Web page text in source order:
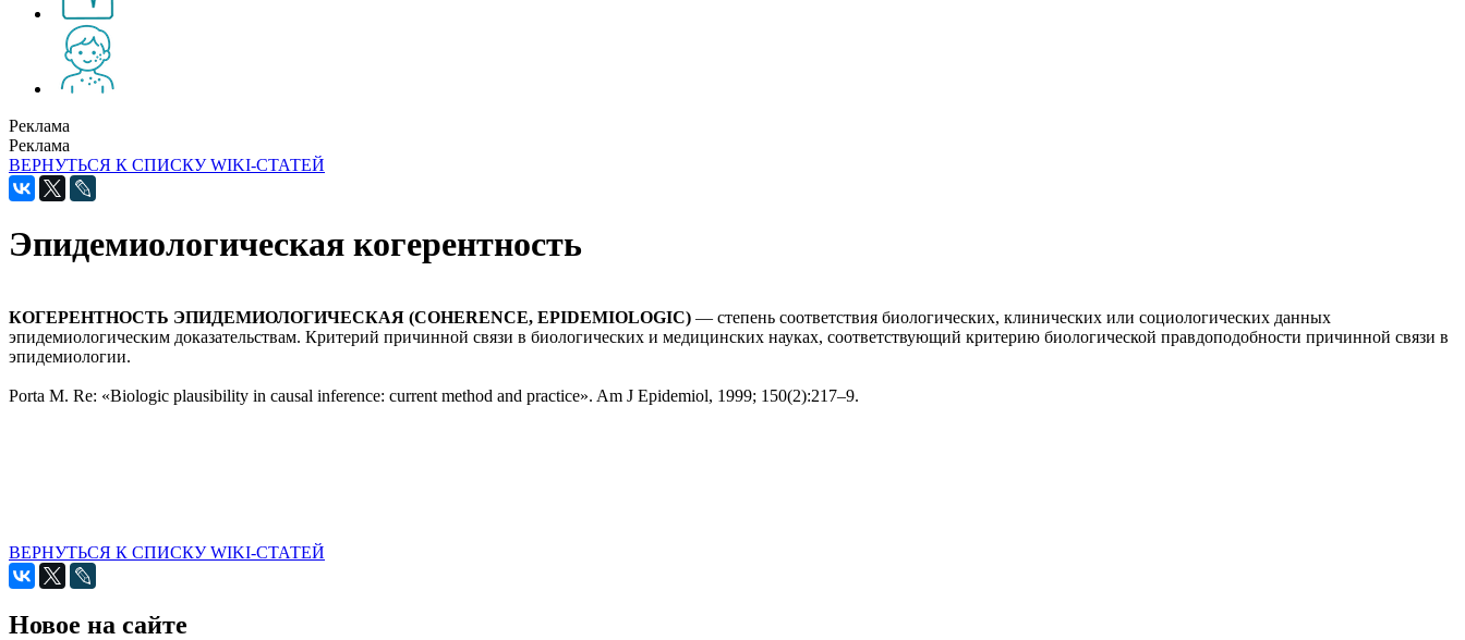
Реклама
Реклама
ВЕРНУТЬСЯ К СПИСКУ WIKI-СТАТЕЙ
Эпидемиологическая когерентность
КОГЕРЕНТНОСТЬ ЭПИДЕМИОЛОГИЧЕСКАЯ (COHERENCE, EPIDEMIOLOGIC) — степень соответствия биологических, клинических или социологических данных
эпидемиологическим доказательствам. Критерий причинной связи в биологических и медицинских науках, соответствующий критерию биологической правдоподобности причинной связи в
эпидемиологии.
Porta M. Re: «Biologic plausibility in causal inference: current method and practice». Am J Epidemiol, 1999; 150(2):217–9.
ВЕРНУТЬСЯ К СПИСКУ WIKI-СТАТЕЙ
Новое на сайте